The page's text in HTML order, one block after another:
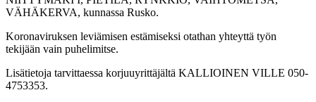
VÄHÄKERVA, kunnassa Rusko.
Koronaviruksen leviämisen estämiseksi otathan yhteyttä työn
tekijään vain puhelimitse.
Lisätietoja tarvittaessa korjuuyrittäjältä KALLIOINEN VILLE 050-
4753353.